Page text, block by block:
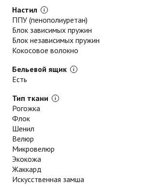
Настил
ППУ (пенополиуретан)
Блок зависимых пружин
Блок независимых пружин
Кокосовое волокно
Бельевой ящик
Есть
Тип ткани
Рогожка
Флок
Шенил
Велюр
Микровелюр
Экокожа
Жаккард
Искусственная замша